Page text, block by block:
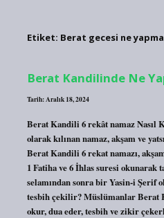
Etiket: Berat gecesi ne
Berat Kandilinde Ne
Tarih: Aralık 18, 2024
Berat Kandili 6 rekât namaz Nasıl
olarak kılınan namaz, akşam ve
Berat Kandili 6 rekat namazı,
1 Fatiha ve 6 İhlas suresi okunarak
selamından sonra bir Yasin-i Şerif
tesbih çekilir? Müslümanlar Berat
okur, dua eder, tesbih ve zikir